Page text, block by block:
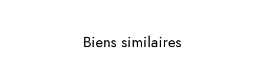
Biens similaires